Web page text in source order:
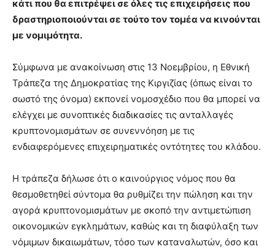
κάτι που θα επιτρέψει σε όλες τις επιχειρήσεις που
δραστηριοποιούνται σε τούτο τον τομέα να κινούνται
με νομιμότητα.
Σύμφωνα με ανακοίνωση στις 13 Νοεμβρίου, η Εθνική
Τράπεζα της Δημοκρατίας της Κιργιζίας (όπως είναι το
σωστό της όνομα) εκπονεί νομοσχέδιο που θα μπορεί να
ελέγχει με συνοπτικές διαδικασίες τις ανταλλαγές
κρυπτονομισμάτων σε συνεννόηση με τις
ενδιαφερόμενες επιχειρηματικές οντότητες του κλάδου.
Η τράπεζα δήλωσε ότι ο καινούργιος νόμος που θα
θεσμοθετηθεί σύντομα θα ρυθμίζει την πώληση και την
αγορά κρυπτονομισμάτων με σκοπό την αντιμετώπιση
οικονομικών εγκλημάτων, καθώς και τη διαφύλαξη των
νόμιμων δικαιωμάτων, τόσο των καταναλωτών, όσο και